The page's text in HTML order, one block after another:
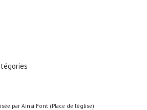
par Ainsi Font (Place de l’église)